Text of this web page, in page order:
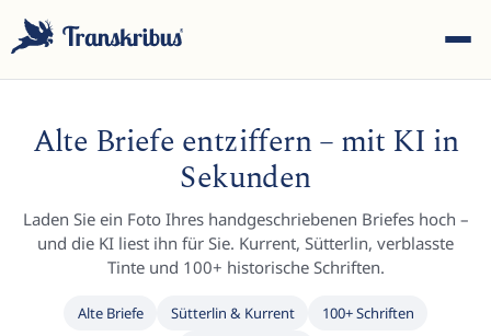
ESC
Alte Briefe entziffern – mit KI in
Sekunden
Laden Sie ein Foto Ihres handgeschriebenen Briefes hoch –
und die KI liest ihn für Sie. Kurrent, Sütterlin, verblasste
Tinte und 100+ historische Schriften.
Alte Briefe Sütterlin & Kurrent
100+ Schriften